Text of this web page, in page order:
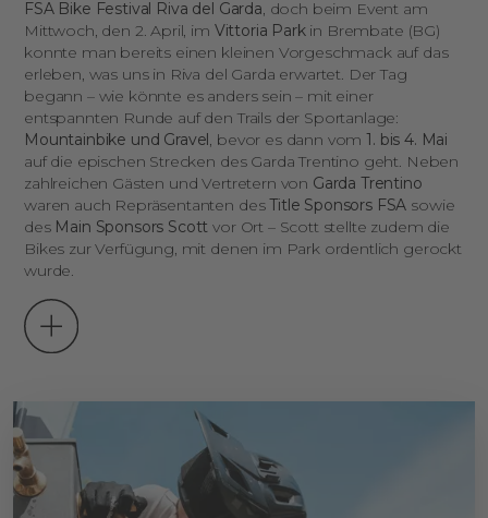
FSA Bike Festival Riva del Garda, doch beim Event am
Mittwoch, den 2. April, im Vittoria Parkin Brembate (BG)
konnte man bereits einen kleinen Vorgeschmack auf das
erleben, was uns in Riva del Garda erwartet. Der Tag
begann – wie könnte es anders sein – mit einer
entspannten Runde auf den Trails der Sportanlage:
Mountainbike und Gravel , bevor es dann vom1. bis 4. Mai
auf die epischen Strecken des Garda Trentino geht. Neben
zahlreichen Gästen und Vertretern von Garda Trentino
waren auch Repräsentanten desTitle Sponsors FSA sowie
des Main Sponsors Scott vor Ort – Scott stellte zudem die
Bikes zur Verfügung, mit denen im Park ordentlich gerockt
wurde.